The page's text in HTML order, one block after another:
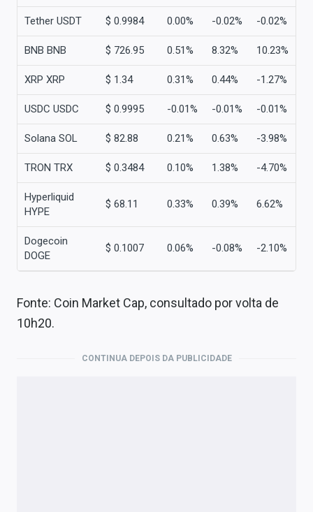
Tether USDT $ 0.9984 0.00% -0.02% -0.02%
BNB BNB $ 726.95 0.51% 8.32% 10.23%
XRP XRP $ 1.34 0.31% 0.44% -1.27%
USDC USDC $ 0.9995 -0.01% -0.01% -0.01%
Solana SOL $ 82.88 0.21% 0.63% -3.98%
TRON TRX $ 0.3484 0.10% 1.38% -4.70%
Hyperliquid
HYPE
$ 68.11 0.33% 0.39% 6.62%
Dogecoin
DOGE
$ 0.1007 0.06% -0.08% -2.10%
Fonte: Coin Market Cap, consultado por volta de
10h20.
CONTINUA DEPOIS DA PUBLICIDADE